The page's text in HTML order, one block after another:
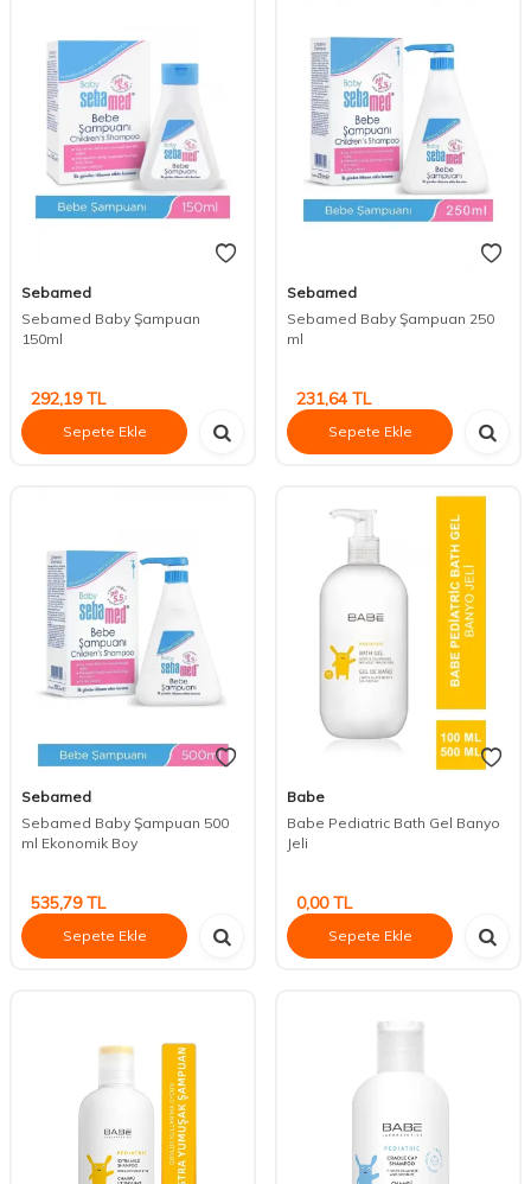
Sebamed
Sebamed Baby Şampuan
150ml
292,19TL
Sepete Ekle
Sebamed
Sebamed Baby Şampuan 250
ml
231,64 TL
Sepete Ekle
Sebamed
Sebamed Baby Şampuan 500
ml Ekonomik Boy
535,79TL
Sepete Ekle
Babe
Babe Pediatric Bath Gel Banyo
Jeli
0,00TL
Sepete Ekle